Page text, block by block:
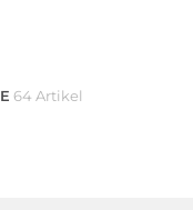
64 Artikel